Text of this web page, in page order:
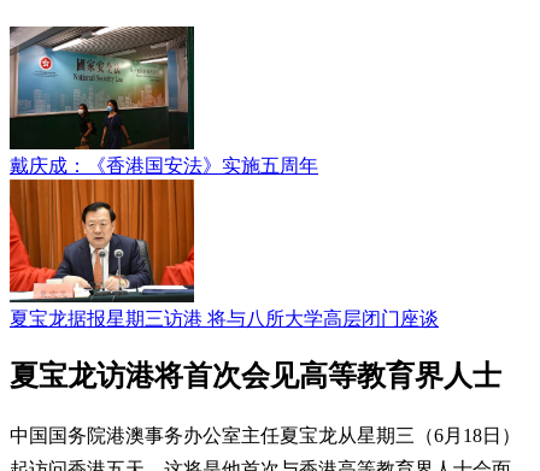
戴庆成：《香港国安法》实施五周年
夏宝龙据报星期三访港 将与八所大学高层闭门座谈
夏宝龙访港将首次会见高等教育界人士
中国国务院港澳事务办公室主任夏宝龙从星期三（6月18日）